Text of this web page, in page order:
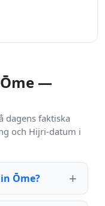
—
dagens faktiska
och Hijri-datum i
Ōme?